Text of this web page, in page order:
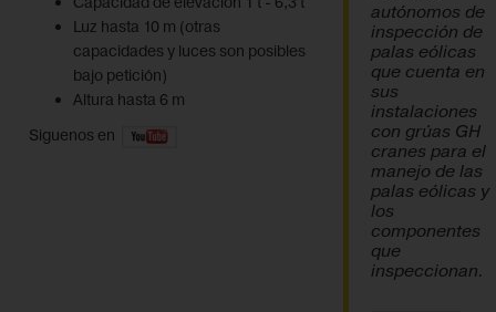
Luz hasta 10 m (otras
capacidades y luces son posibles
bajo petición)
Altura hasta 6 m
Siguenos en
autónomos de
inspección de
palas eólicas
que cuenta en
sus
instalaciones
con grúas GH
cranes para el
manejo de las
palas eólicas y
los
componentes
que
inspeccionan.